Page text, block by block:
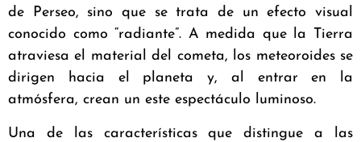
de Perseo, sino que se trata de un efecto visual
conocido como “radiante”. A medida que la Tierra
atraviesa el material del cometa, los meteoroides se
dirigen hacia el planeta y, al entrar en la
atmósfera, crean un este espectáculo luminoso.
Una de las características que distingue a las